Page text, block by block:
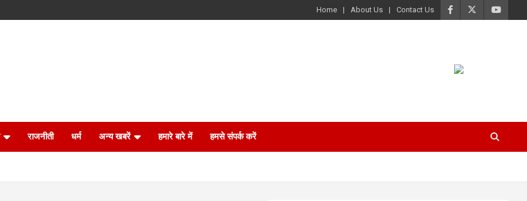
Home About Us Contact Us
राजनीती धर्म अन्य खबरें हमारे बारे में हमसे संपर्क करें